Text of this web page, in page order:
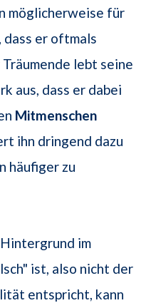
möglicherweise für
er oftmals
lebt seine
aus, dass er dabei
Mitmenschen
ihn dringend dazu
häufiger zu
im
ist, also nicht der
entspricht, kann